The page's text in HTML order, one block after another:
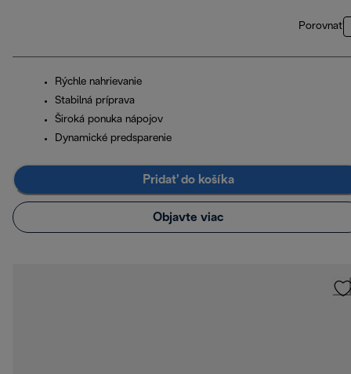
Porovnať
Rýchle nahrievanie
Stabilná príprava
Široká ponuka nápojov
Dynamické predsparenie
Pridať do košíka
Objavte viac